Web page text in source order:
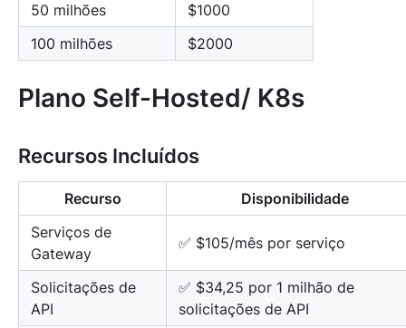
50 milhões
$1000
100 milhões
$2000
Plano Self-Hosted/ K8s
Recursos Incluídos
Recurso
Disponibilidade
Serviços de
Gateway
✅ $105/mês por serviço
Solicitações de
API
✅ $34,25 por 1 milhão de
solicitações de API